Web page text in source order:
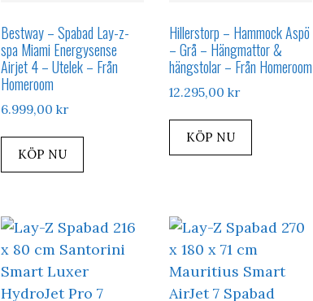
Bestway – Spabad Lay-z-
spa Miami Energysense
Airjet 4 – Utelek – Från
Homeroom
6.999,00 kr
KÖP NU
Hillerstorp – Hammock Aspö
– Grå – Hängmattor &
hängstolar – Från Homeroom
12.295,00 kr
KÖP NU